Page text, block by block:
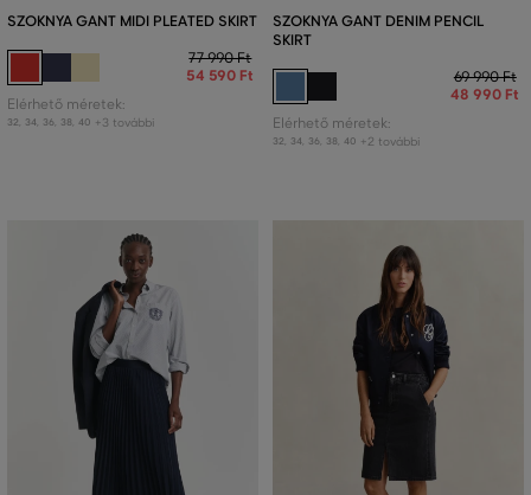
SZOKNYA GANT MIDI PLEATED SKIRT
77 990 Ft
54 590 Ft
Elérhető méretek:
32 34 36 38 40 +3 további
SZOKNYA GANT DENIM PENCIL
SKIRT
69 990 Ft
48 990 Ft
Elérhető méretek:
32 34 36 38 40 +2 további